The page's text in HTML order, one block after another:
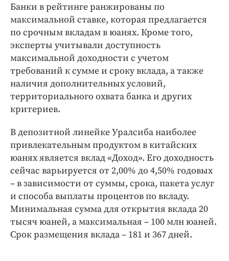
Клиника года
Бренд года
Работодатель года
Банки в рейтинге ранжированы по
максимальной ставке, которая предлагается
по срочным вкладам в юанях. Кроме того,
эксперты учитывали доступность
максимальной доходности с учетом
требований к сумме и сроку вклада, а также
наличия дополнительных условий,
территориального охвата банка и других
критериев.
В депозитной линейке Уралсиба наиболее
привлекательным продуктом в китайских
юанях является вклад «Доход». Его доходность
сейчас варьируется от 2,00% до 4,50% годовых
– в зависимости от суммы, срока, пакета услуг
и способа выплаты процентов по вкладу.
Минимальная сумма для открытия вклада 20
тысяч юаней, а максимальная – 100 млн юаней.
Срок размещения вклада – 181 и 367 дней.